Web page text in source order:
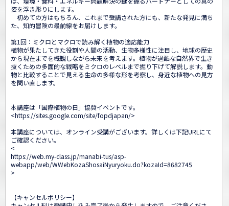
姿を浮き彫りにします。
初めての方はもちろん、これまで受講された方にも、新たな発見に満ち
た、知的冒険の最前線をお届けします。
第1回：ミクロとマクロで読み解く植物の適応能力
植物が果たしてきた役割や人間の活動、生物多様性に注目し、地球の歴史
から現在までを概観しながら未来を考えます。植物が過酷な自然界で生き
抜くための多面的な戦略をミクロのレベルまで掘り下げて解説します。動
物と比較することで見える生命の多様な形を考察し、身近な植物への見方
を問い直します。
本講座は「国際植物の日」協賛イベントです。
<https://sites.google.com/site/fopdjapan/>
本講座については、オンライン受講がございます。詳しくは下記URLにて
ご確認ください。
<
https://web.my-class.jp/manabi-tus/asp-
webapp/web/WWebKozaShosaiNyuryoku.do?kozaId=8682745
>
【キャンセルポリシー】